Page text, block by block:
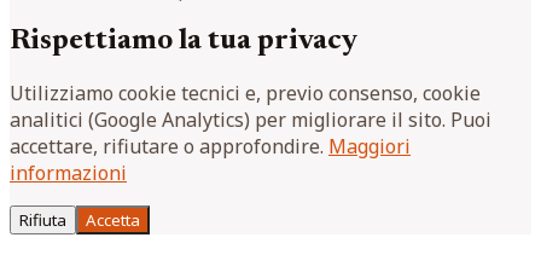
Rispettiamo la tua privacy
Utilizziamo cookie tecnici e, previo consenso, cookie
analitici (Google Analytics) per migliorare il sito. Puoi
accettare, rifiutare o approfondire. Maggiori
informazioni
Rifiuta Accetta